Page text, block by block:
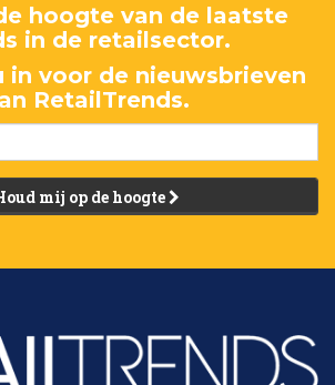
hoogte van de laatste
in de retailsector.
in voor de nieuwsbrieven
RetailTrends.
mij op de hoogte